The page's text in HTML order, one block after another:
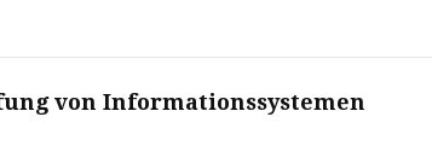
von Informationssystemen